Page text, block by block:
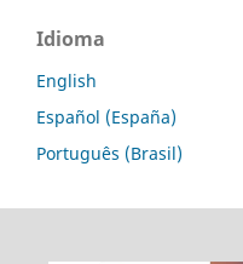
Idioma
English
Español (España)
Português (Brasil)